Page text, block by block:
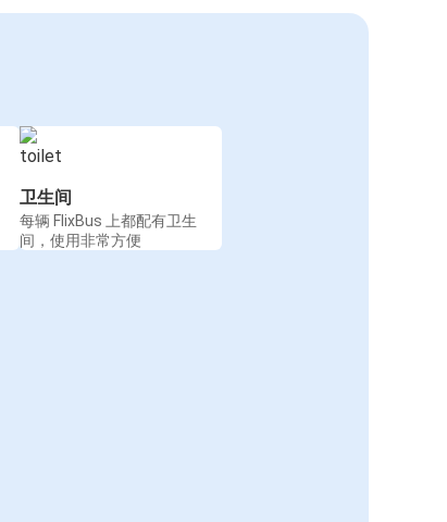
卫生间
每辆 FlixBus 上都配有卫生
间，使用非常方便